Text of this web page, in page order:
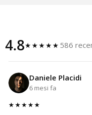
4.8★★★★★ 586
Daniele Placidi
6 mesi fa
★★★★★